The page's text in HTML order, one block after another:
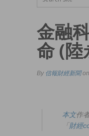
金融
命 (陸
By 信報財經新聞
本文作
「財經